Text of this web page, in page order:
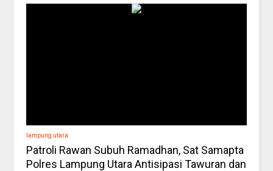
lampung utara
Patroli Rawan Subuh Ramadhan, Sat Samapta
Polres Lampung Utara Antisipasi Tawuran dan